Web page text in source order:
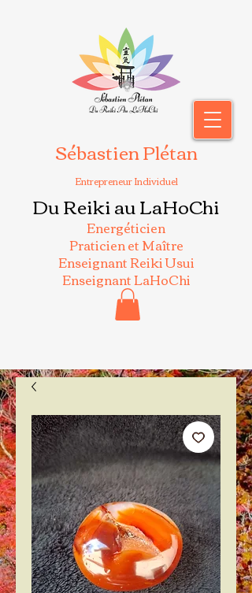
Sébastien Plétan
Entrepreneur Individuel
Du Reiki au LaHoChi
Energéticien
Praticien et Maître
Enseignant Reiki Usui
Enseignant LaHoChi